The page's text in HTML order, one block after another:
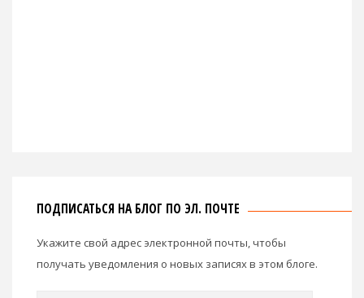
ПОДПИСАТЬСЯ НА БЛОГ ПО ЭЛ. ПОЧТЕ
Укажите свой адрес электронной почты, чтобы
получать уведомления о новых записях в этом блоге.